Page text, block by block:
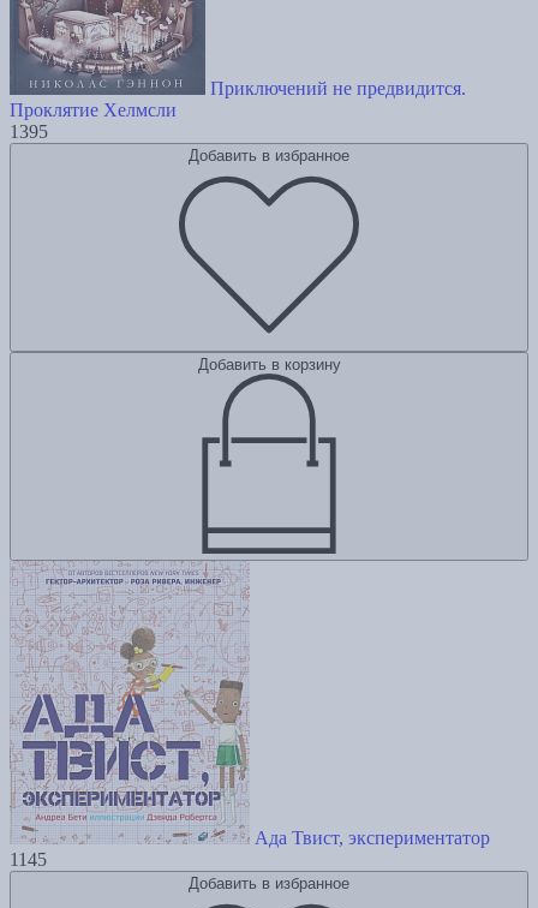
Приключений не предвидится.
Проклятие Хелмсли
1395
Добавить в избранное
Добавить в корзину
Ада Твист, экспериментатор
1145
Добавить в избранное